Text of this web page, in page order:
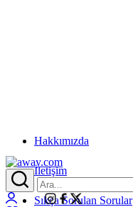
Hakkımızda
İletişim
Sıkça Sorulan Sorular
away.com
Login